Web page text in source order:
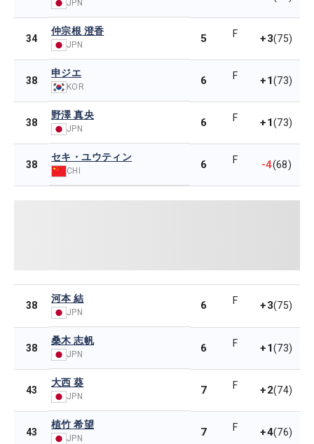
JPN
34
仲宗根 澄香
JPN 5 F +3(75)
38
申ジエ
KOR 6 F +1(73)
38
野澤 真央
JPN 6 F +1(73)
38
セキ・ユウティン
CHI 6 F -4(68)
38
河本 結
JPN
6 F +3(75)
38
桑木 志帆
JPN 6 F +1(73)
43
大西 葵
JPN 7 F +2(74)
43
植竹 希望
JPN 7 F +4(76)